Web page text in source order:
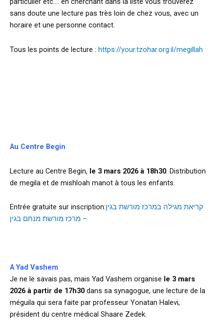
sans doute une lecture pas très loin de chez vous, avec un
horaire et une personne contact.
Tous les points de lecture : https://your.tzohar.org.il/megillah
Au Centre Begin
Lecture au Centre Begin, le 3 mars 2026 à 18h30 . Distribution
de megila et de mishloah manot à tous les enfants.
Entrée gratuite sur inscription:קריאת מגילה במרכז מורשת בגין
– מרכז מורשת מנחם בגין
A Yad Vashem
Je ne le savais pas, mais Yad Vashem organise le 3 mars
2026 à partir de 17h30 dans sa synagogue, une lecture de la
méguila qui sera faite par professeur Yonatan Halevi,
président du centre médical Shaare Zedek.